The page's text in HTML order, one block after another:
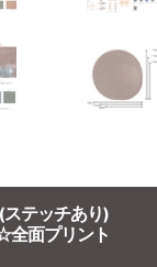
ステッチあり)
全面プリント